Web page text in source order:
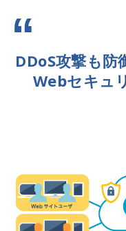
DDoS攻撃も
Webセキュ